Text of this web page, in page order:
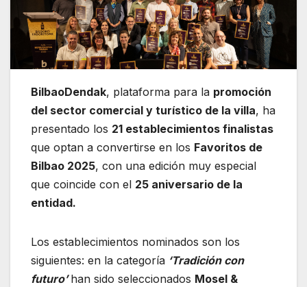
BilbaoDendak, plataforma para la promoción
del sector comercial y turístico de la villa, ha
presentado los 21 establecimientos finalistas
que optan a convertirse en los Favoritos de
Bilbao 2025, con una edición muy especial
que coincide con el 25 aniversario de la
entidad.
Los establecimientos nominados son los
siguientes: en la categoría ‘Tradición con
futuro’han sido seleccionados Mosel &